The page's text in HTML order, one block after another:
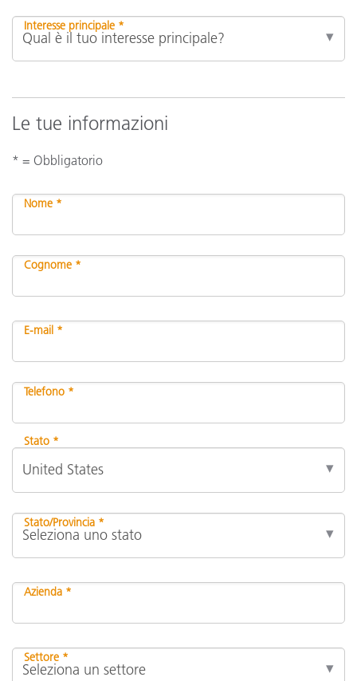
Interesse principale *
Le tue informazioni
* = Obbligatorio
Nome *
Cognome *
E-mail *
Telefono *
Stato *
Stato/Provincia *
Azienda *
Settore *